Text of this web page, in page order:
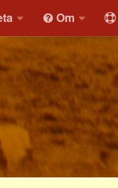
Om